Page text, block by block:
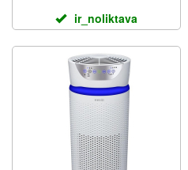
ir_noliktava